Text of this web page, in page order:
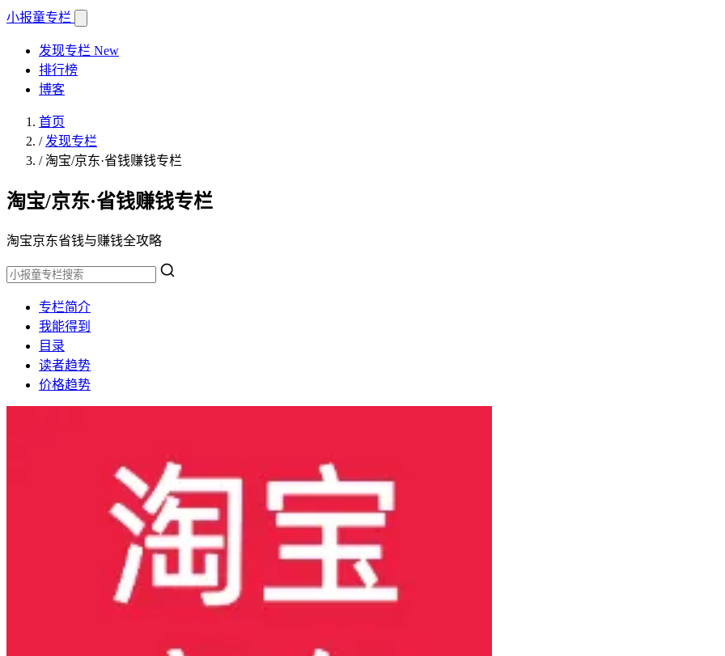
小报童专栏
发现专栏 New
排行榜
博客
首页
/ 发现专栏
/淘宝/京东·省钱赚钱专栏
淘宝/京东·省钱赚钱专栏
淘宝京东省钱与赚钱全攻略
专栏简介
我能得到
目录
读者趋势
价格趋势